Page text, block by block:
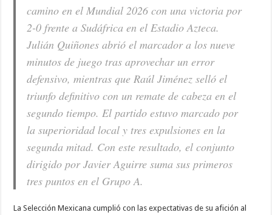
camino en el Mundial 2026 con una victoria por
2-0 frente a Sudáfrica en el Estadio Azteca.
Julián Quiñones abrió el marcador a los nueve
minutos de juego tras aprovechar un error
defensivo, mientras que Raúl Jiménez selló el
triunfo definitivo con un remate de cabeza en el
segundo tiempo. El partido estuvo marcado por
la superioridad local y tres expulsiones en la
segunda mitad. Con este resultado, el conjunto
dirigido por Javier Aguirre suma sus primeros
tres puntos en el Grupo A.
La Selección Mexicana cumplió con las expectativas de su afición al